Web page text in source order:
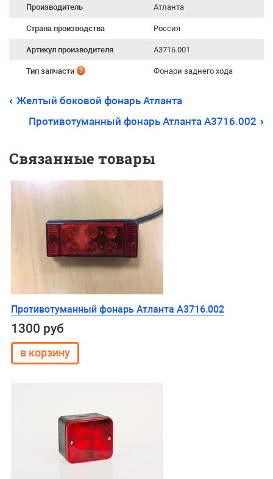
Производитель Атланта
Страна производства Россия
Артикул производителя А3716.001
Тип запчасти Фонари заднего хода
Желтый боковой фонарь Атланта
Противотуманный фонарь Атланта А3716.002
Связанные товары
Противотуманный фонарь Атланта А3716.002
1300 руб